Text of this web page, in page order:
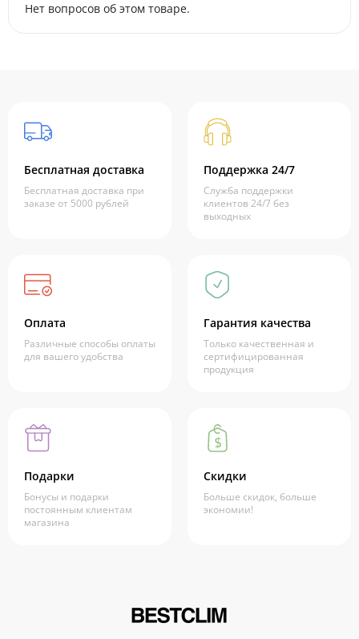
Нет вопросов об этом товаре.
Бесплатная доставка
Бесплатная доставка при
заказе от 5000 рублей
Поддержка 24/7
Служба поддержки
клиентов 24/7 без
выходных
Оплата
Различные способы оплаты
для вашего удобства
Гарантия качества
Только качественная и
сертифицированная
продукция
Подарки
Бонусы и подарки
постоянным клиентам
магазина
Скидки
Больше скидок, больше
экономии!